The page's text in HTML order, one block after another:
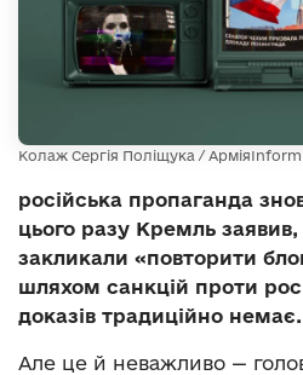
Колаж Сергія Поліщука / АрміяInform
російська пропаганда
цього разу Кремль заявив,
закликали «повторити
шляхом санкцій проти
доказів традиційно немає.
Але це й неважливо —